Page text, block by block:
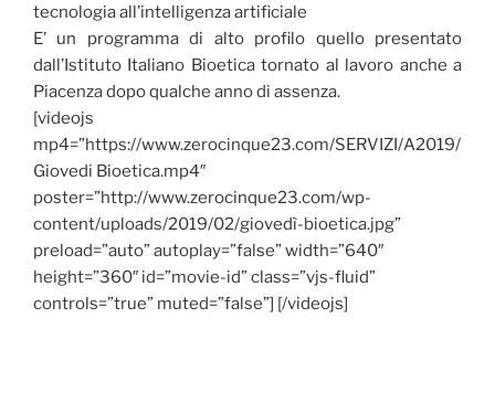
tecnologia all’intelligenza artificiale
E’ un programma di alto profilo quello presentato
dall’Istituto Italiano Bioetica tornato al lavoro anche a
Piacenza dopo qualche anno di assenza.
[videojs
mp4=”https://www.zerocinque23.com/SERVIZI/A2019/
Giovedi Bioetica.mp4″
poster=”http://www.zerocinque23.com/wp-
content/uploads/2019/02/giovedì-bioetica.jpg”
preload=”auto” autoplay=”false” width=”640″
height=”360″ id=”movie-id” class=”vjs-fluid”
controls=”true” muted=”false”] [/videojs]